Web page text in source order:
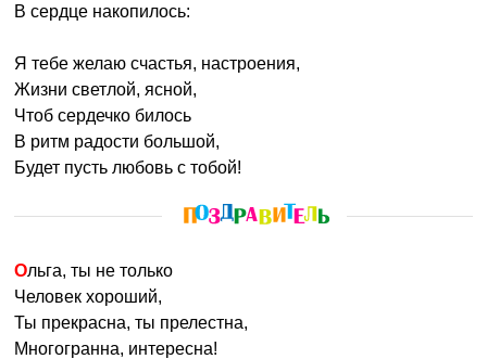
В сердце накопилось:
Я тебе желаю счастья, настроения,
Жизни светлой, ясной,
Чтоб сердечко билось
В ритм радости большой,
Будет пусть любовь с тобой!
Ольга, ты не только
Человек хороший,
Ты прекрасна, ты прелестна,
Многогранна, интересна!